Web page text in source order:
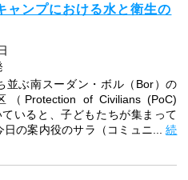
ャンプにおける水と衛生の
並ぶ南スーダン・ボル（Bor）の
Protection of Civilians (PoC)
いると、子どもたちが集まって
日の案内役のサラ（コミュニ...続